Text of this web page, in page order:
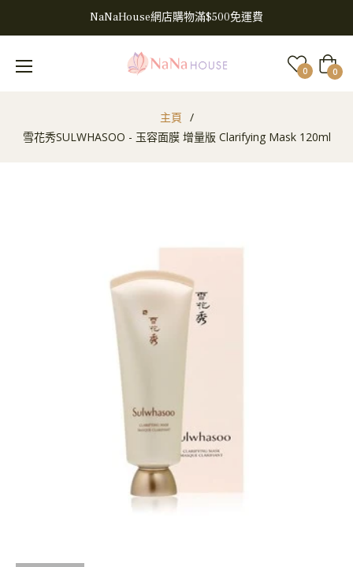
NaNaHouse網店購物滿$500免運費
0 大
車 0
主頁 /
雪花秀SULWHASOO - 玉容面膜 增量版 Clarifying Mask 120ml